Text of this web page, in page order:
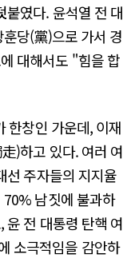
붙였다. 윤석열 전 대
당(黨)으로 가서 경
대해서도 "힘을 합
한창인 가운데, 이재
)하고 있다. 여러 여
선 주자들의 지지율
남짓에 불과하
윤 전 대통령 탄핵 여
소극적임을 감안하